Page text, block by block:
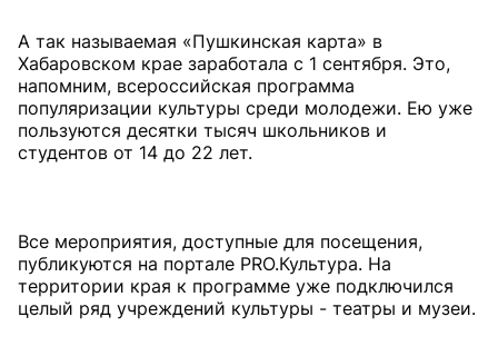
А так называемая «Пушкинская карта» в
Хабаровском крае заработала с 1 сентября. Это,
напомним, всероссийская программа
популяризации культуры среди молодежи. Ею уже
пользуются десятки тысяч школьников и
студентов от 14 до 22 лет.
Все мероприятия, доступные для посещения,
публикуются на портале PRO.Культура. На
территории края к программе уже подключился
целый ряд учреждений культуры - театры и музеи.